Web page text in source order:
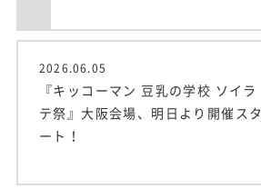
2026.06.05
『キッコーマン 豆乳の学校 ソイラ
テ祭』大阪会場、明日より開催スタ
ート！